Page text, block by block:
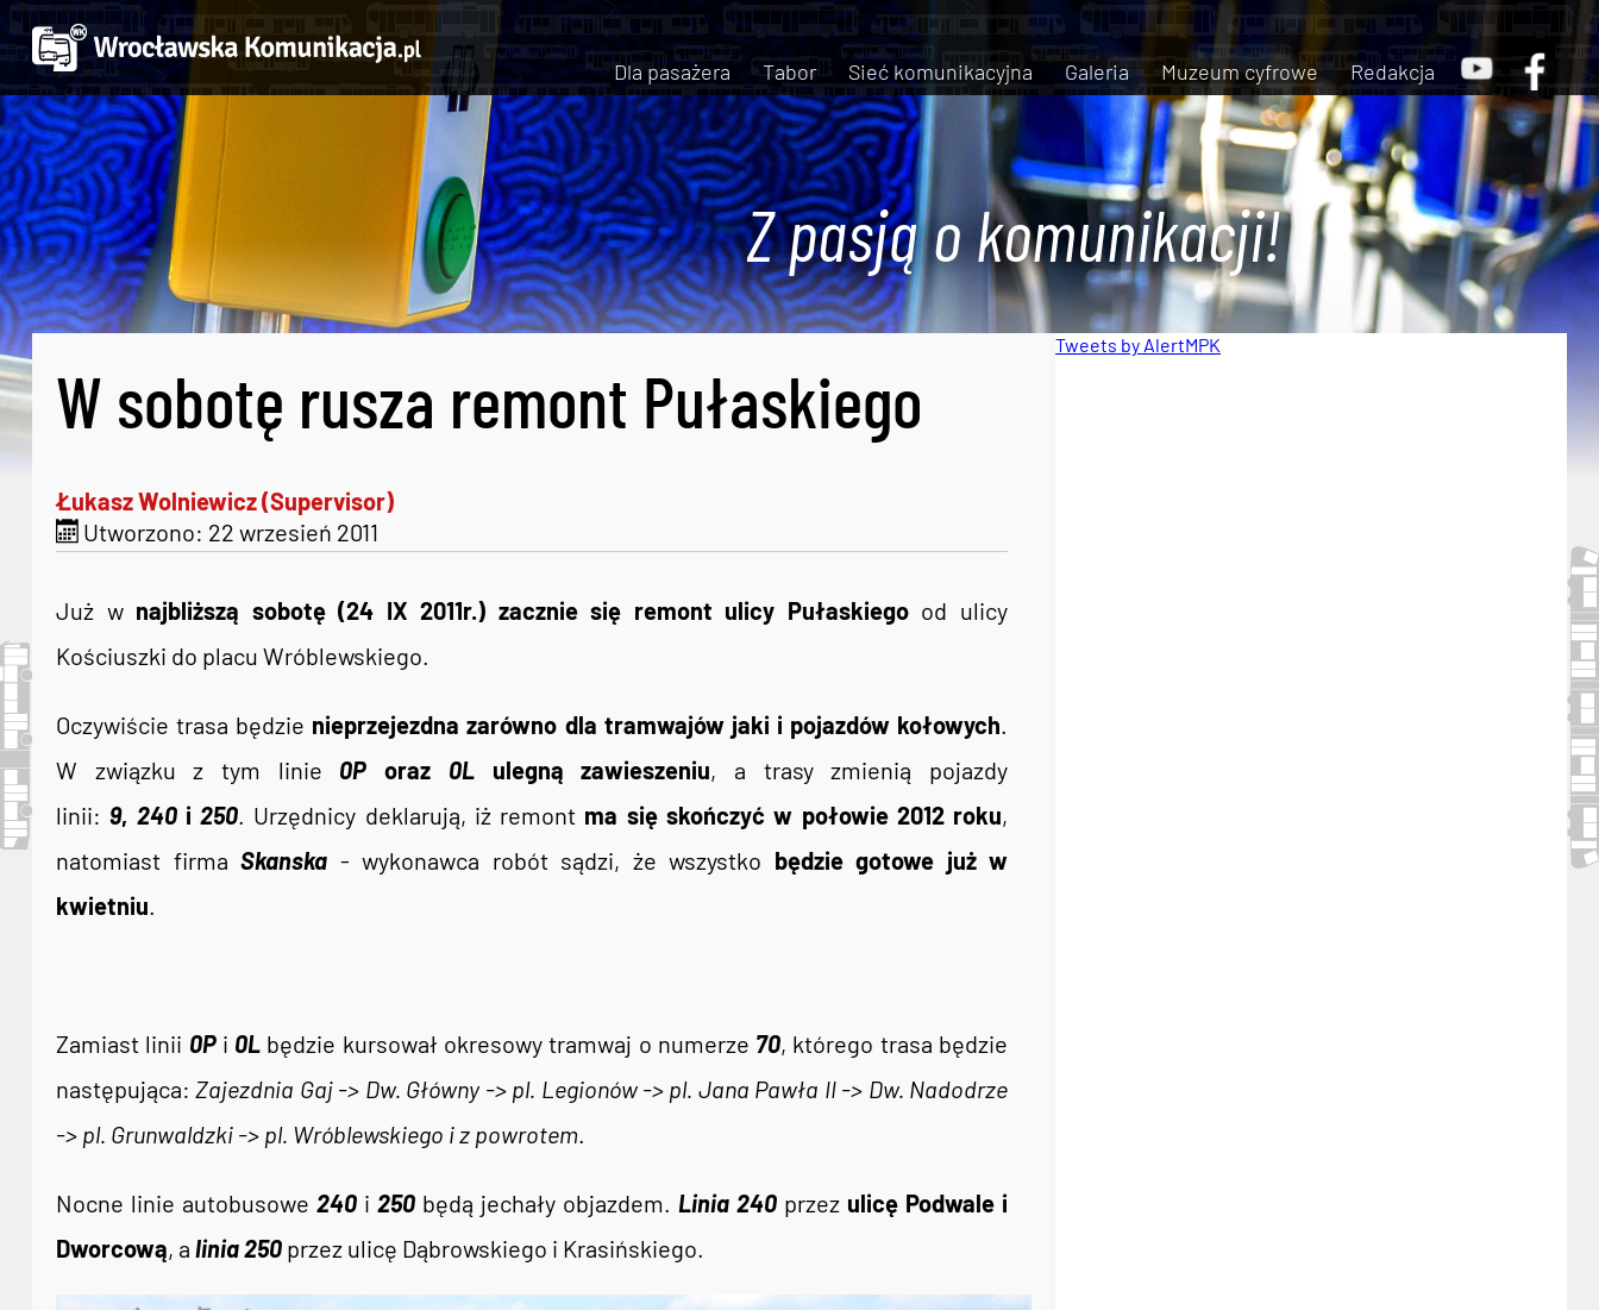
Dla pasażera Tabor Sieć komunikacyjna Galeria Muzeum cyfrowe Redakcja
Z pasją o komunikacji!
W sobotę rusza remont Pułaskiego
Łukasz Wolniewicz (Supervisor)
Utworzono: 22 wrzesień 2011
Już w najbliższą sobotę (24 IX 2011r.) zacznie się remont ulicy Pułaskiegood ulicy
Kościuszki do placu Wróblewskiego.
Oczywiście trasa będzie nieprzejezdna zarówno dla tramwajów jaki i pojazdów kołowych.
W związku z tym linie 0P oraz 0Lulegną zawieszeniu, a trasy zmienią pojazdy
linii:9, 240 i 250. Urzędnicy deklarują, iż remont ma się skończyć w połowie 2012 roku,
natomiast firma Skanska - wykonawca robót sądzi, że wszystko będzie gotowe już w
kwietniu.
Zamiast linii 0Pi 0L będzie kursował okresowy tramwaj o numerze 70, którego trasa będzie
następująca:Zajezdnia Gaj -> Dw. Główny -> pl. Legionów -> pl. Jana Pawła II -> Dw. Nadodrze
-> pl. Grunwaldzki -> pl. Wróblewskiego i z powrotem.
Nocne linie autobusowe 240 i 250 będą jechały objazdem. Linia 240 przez ulicę Podwale i
Dworcową, a linia 250 przez ulicę Dąbrowskiego i Krasińskiego.
Tweets by AlertMPK